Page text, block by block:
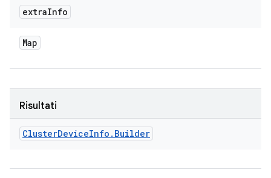
extraInfo
Map
Risultati
ClusterDeviceInfo . Builder